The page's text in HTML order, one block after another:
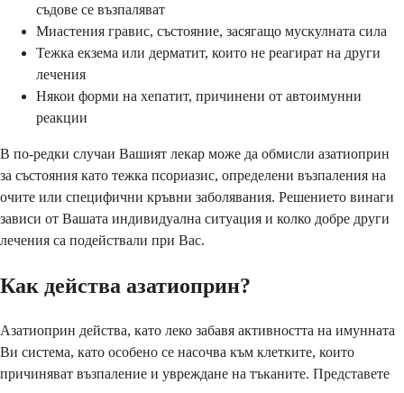
съдове се възпаляват
Миастения гравис, състояние, засягащо мускулната сила
Тежка екзема или дерматит, които не реагират на други
лечения
Някои форми на хепатит, причинени от автоимунни
реакции
В по-редки случаи Вашият лекар може да обмисли азатиоприн
за състояния като тежка псориазис, определени възпаления на
очите или специфични кръвни заболявания. Решението винаги
зависи от Вашата индивидуална ситуация и колко добре други
лечения са подействали при Вас.
Как действа азатиоприн?
Азатиоприн действа, като леко забавя активността на имунната
Ви система, като особено се насочва към клетките, които
причиняват възпаление и увреждане на тъканите. Представете